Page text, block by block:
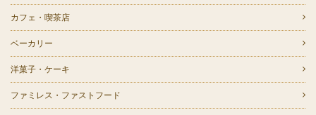
カフェ・喫茶店
ベーカリー
洋菓子・ケーキ
ファミレス・ファストフード